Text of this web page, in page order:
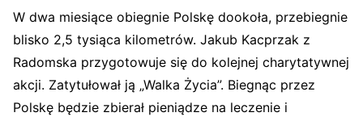
W dwa miesiące obiegnie Polskę dookoła, przebiegnie
blisko 2,5 tysiąca kilometrów. Jakub Kacprzak z
Radomska przygotowuje się do kolejnej charytatywnej
akcji. Zatytułował ją „Walka Życia”. Biegnąc przez
Polskę będzie zbierał pieniądze na leczenie i